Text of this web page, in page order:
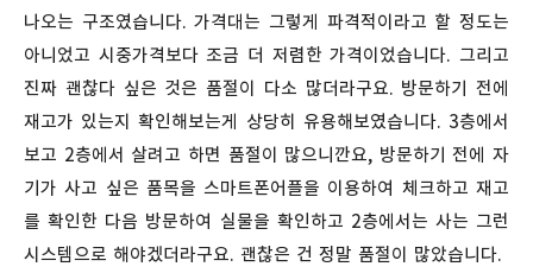
나오는 구조였습니다. 가격대는 그렇게 파격적이라고 할 정도는
아니었고 시중가격보다 조금 더 저렴한 가격이었습니다. 그리고
진짜 괜찮다 싶은 것은 품절이 다소 많더라구요. 방문하기 전에
재고가 있는지 확인해보는게 상당히 유용해보였습니다. 3층에서
보고 2층에서 살려고 하면 품절이 많으니깐요, 방문하기 전에 자
기가 사고 싶은 품목을 스마트폰어플을 이용하여 체크하고 재고
를 확인한 다음 방문하여 실물을 확인하고 2층에서는 사는 그런
시스템으로 해야겠더라구요. 괜찮은 건 정말 품절이 많았습니다.